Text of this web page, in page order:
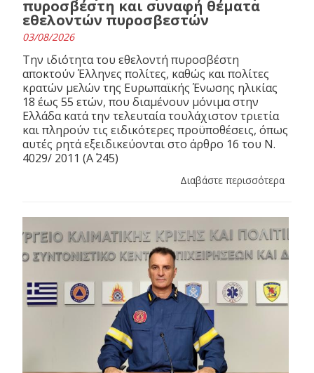
πυροσβέστη και συναφή θέματα
εθελοντών πυροσβεστών
03/08/2026
Την ιδιότητα του εθελοντή πυροσβέστη
αποκτούν Έλληνες πολίτες, καθώς και πολίτες
κρατών μελών της Ευρωπαϊκής Ένωσης ηλικίας
18 έως 55 ετών, που διαμένουν μόνιμα στην
Ελλάδα κατά την τελευταία τουλάχιστον τριετία
και πληρούν τις ειδικότερες προϋποθέσεις, όπως
αυτές ρητά εξειδικεύονται στο άρθρο 16 του N.
4029/ 2011 (Α΄ 245)
Διαβάστε περισσότερα